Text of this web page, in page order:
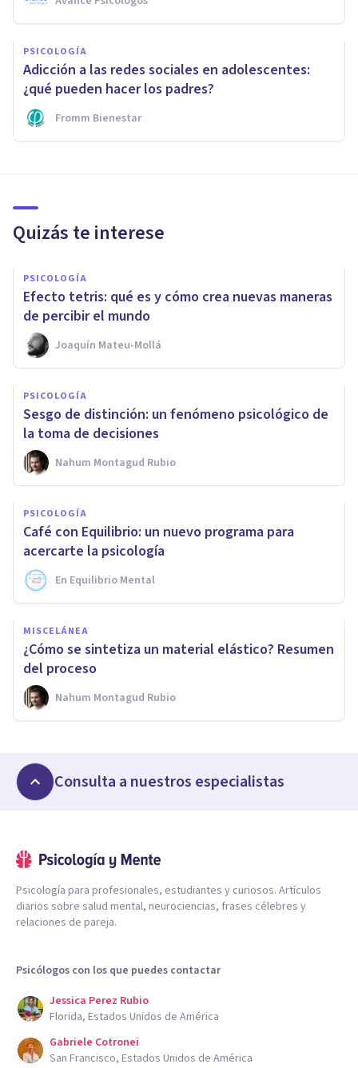
PSICOLOGÍA
Adicción a las redes sociales en adolescentes:
¿qué pueden hacer los padres?
Fromm Bienestar
Quizás te interese
PSICOLOGÍA
Efecto tetris: qué es y cómo crea nuevas maneras
de percibir el mundo
Joaquín Mateu-Mollá
PSICOLOGÍA
Sesgo de distinción: un fenómeno psicológico de
la toma de decisiones
Nahum Montagud Rubio
PSICOLOGÍA
Café con Equilibrio: un nuevo programa para
acercarte la psicología
En Equilibrio Mental
MISCELÁNEA
¿Cómo se sintetiza un material elástico? Resumen
del proceso
Nahum Montagud Rubio
Consulta a nuestros especialistas
Psicología para profesionales, estudiantes y curiosos. Artículos
diarios sobre salud mental, neurociencias, frases célebres y
relaciones de pareja.
Psicólogos con los que puedes contactar
Jessica Perez Rubio
Florida, Estados Unidos de América
Gabriele Cotronei
San Francisco, Estados Unidos de América